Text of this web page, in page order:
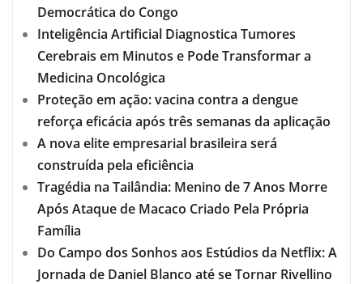
Democrática do Congo
Inteligência Artificial Diagnostica Tumores
Cerebrais em Minutos e Pode Transformar a
Medicina Oncológica
Proteção em ação: vacina contra a dengue
reforça eficácia após três semanas da aplicação
A nova elite empresarial brasileira será
construída pela eficiência
Tragédia na Tailândia: Menino de 7 Anos Morre
Após Ataque de Macaco Criado Pela Própria
Família
Do Campo dos Sonhos aos Estúdios da Netflix: A
Jornada de Daniel Blanco até se Tornar Rivellino